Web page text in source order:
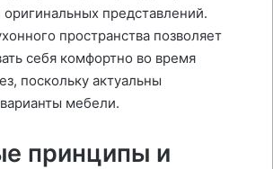
оригинальных представлений.
пространства позволяет
себя комфортно во время
поскольку актуальны
мебели.
принципы и